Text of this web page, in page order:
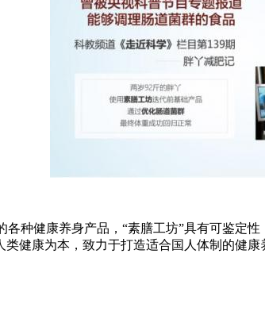
健康养身产品，“素膳工坊”具有可鉴定
健康为本，致力于打造适合国人体制的健康